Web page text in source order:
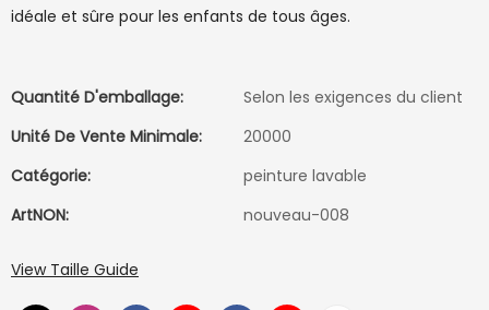
idéale et sûre pour les enfants de tous âges.
Quantité D'emballage:
Selon les exigences du client
Unité De Vente Minimale:
20000
Catégorie:
peinture lavable
ArtNON:
nouveau-008
View Taille Guide